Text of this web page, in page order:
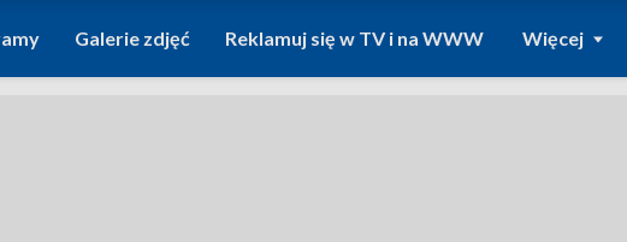
Galerie zdjęć Reklamuj się w TV i na WWW Więcej